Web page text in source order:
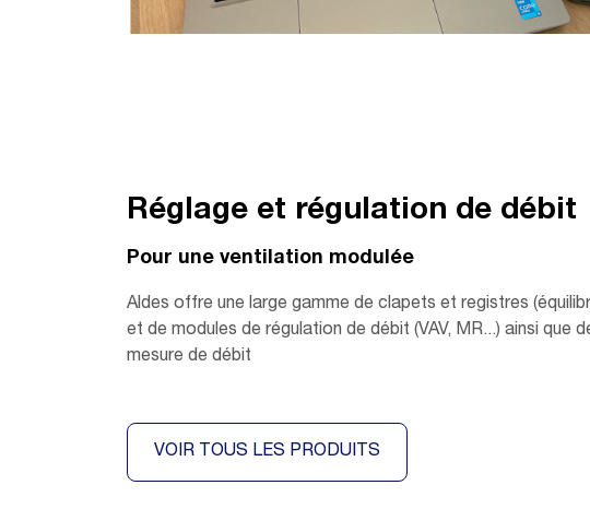
Réglage et régulation de débit
Pour une ventilation modulée
Aldes offre une large gamme de clapets et registres
et de modules de régulation de débit (VAV, MR...) ainsi que
mesure de débit
VOIR TOUS LES PRODUITS